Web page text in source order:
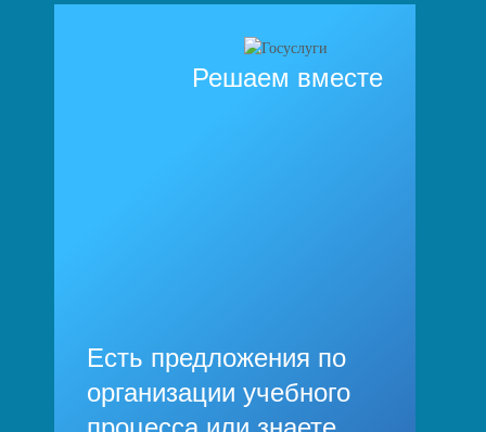
Решаем вместе
Есть предложения по
организации учебного